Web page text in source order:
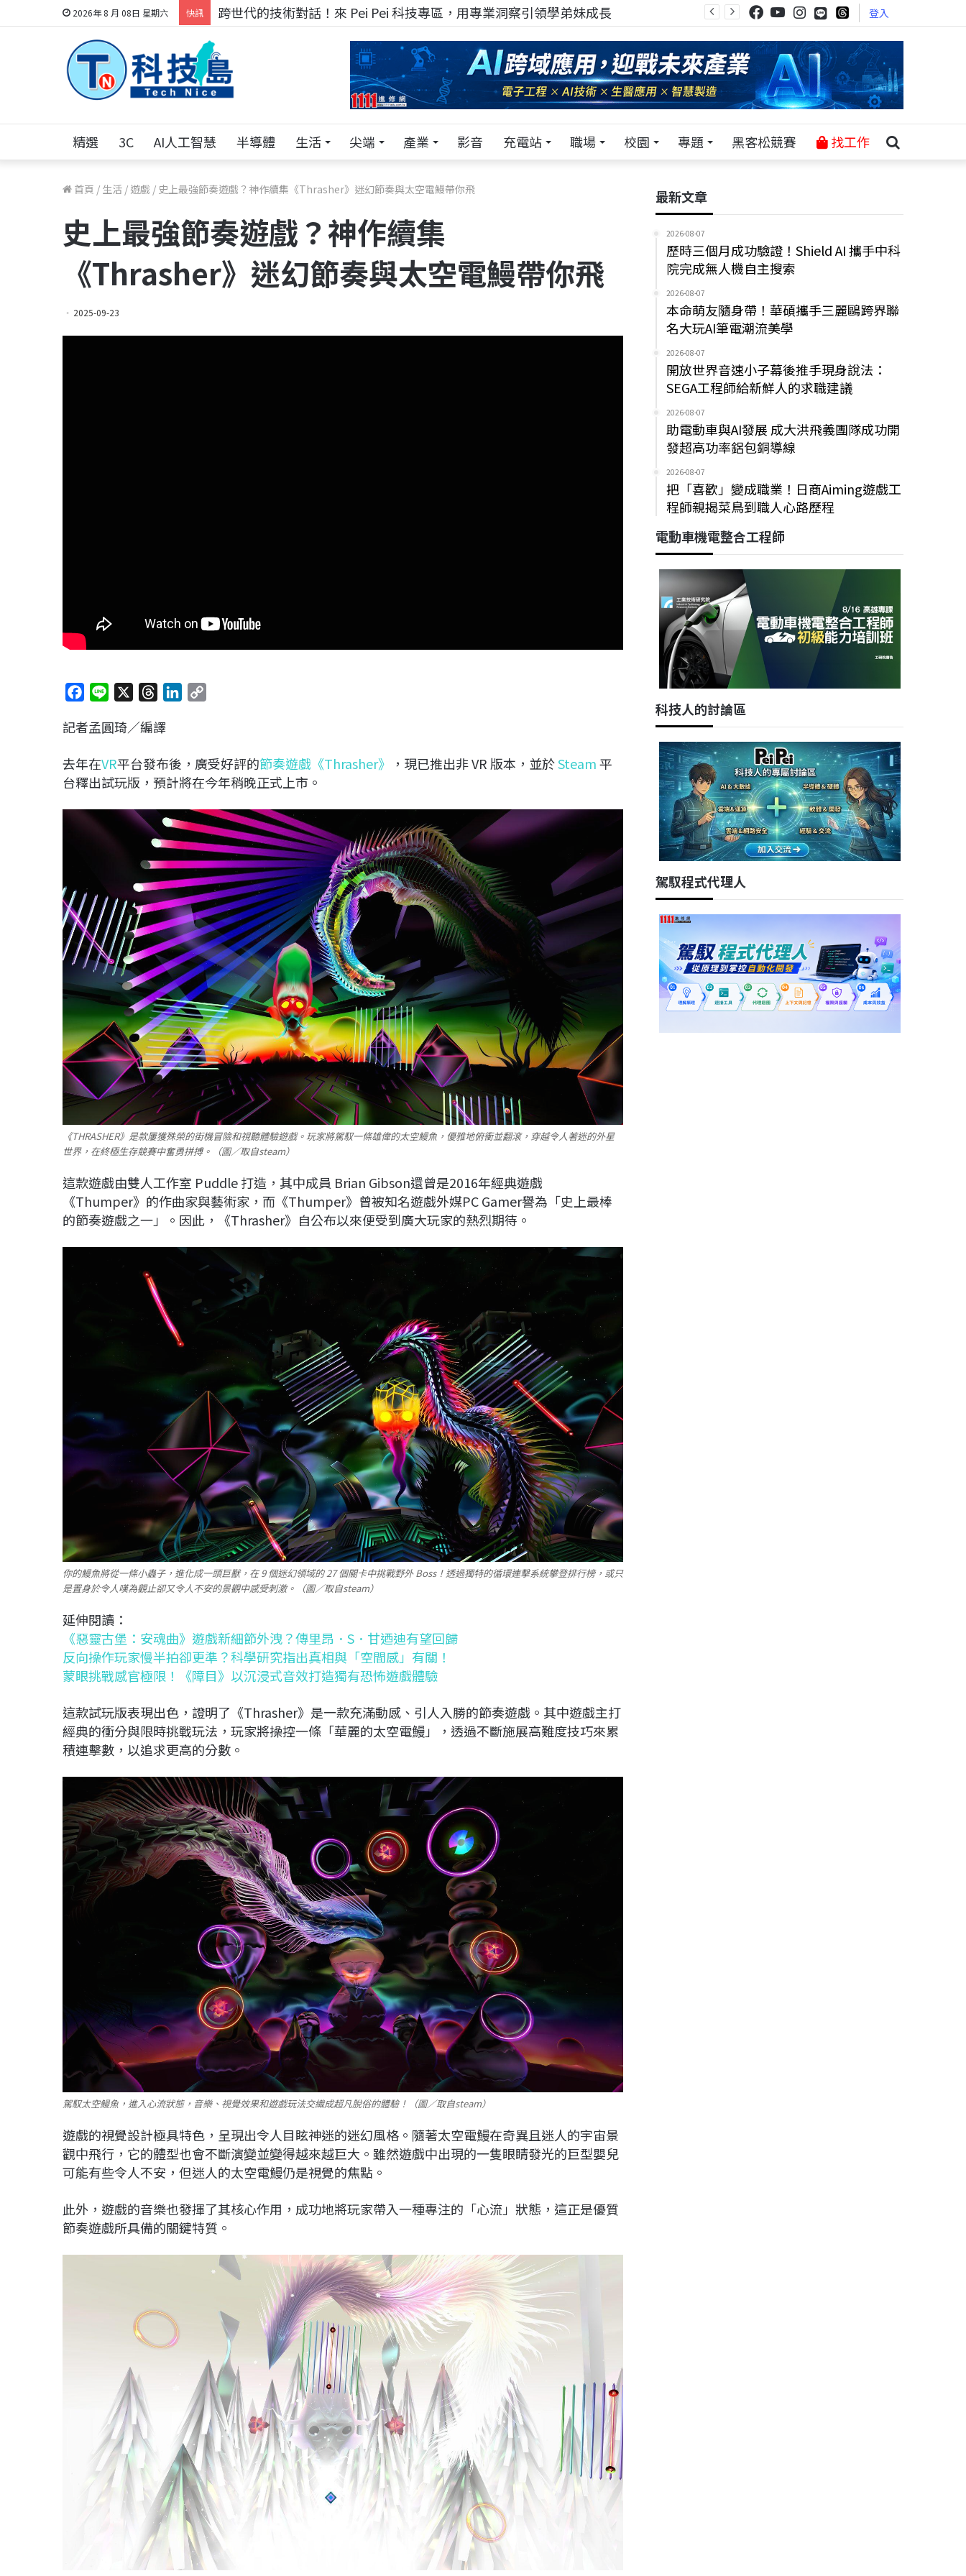
2026年 8 月 08日 星期六 快訊 跨世代的技術對話！來 Pei Pei 科技專區，用專業洞察引領學弟妹成長 登入
精選 3C AI人工智慧 半導體 生活 尖端 產業 影音 充電站 職場 校園 專題 黑客松競賽 找工作
首頁 / 生活 / 遊戲 / 史上最強節奏遊戲？神作續集《Thrasher》迷幻節奏與太空電鰻帶你飛
史上最強節奏遊戲？神作續集
《Thrasher》迷幻節奏與太空電鰻帶你飛
2025-09-23
c
b
o
n
r
a
d
e
d
n
L
i
k
記者孟圓琦／編譯
去年在VR平台發布後，廣受好評的節奏遊戲 《Thrasher》 ，現已推出非 VR 版本，並於Steam平
台釋出試玩版，預計將在今年稍晚正式上市。
《THRASHER》是款屢獲殊榮的街機冒險和視聽體驗遊戲。玩家將駕馭一條雄偉的太空鰻魚，優雅地俯衝並翻滾，穿越令人著迷的外星
世界，在終極生存競賽中奮勇拼搏。（圖／取自steam）
這款遊戲由雙人工作室 Puddle 打造，其中成員 Brian Gibson還曾是2016年經典遊戲
《Thumper》的作曲家與藝術家，而《Thumper》曾被知名遊戲外媒PC Gamer譽為「史上最棒
的節奏遊戲之一」。因此，《Thrasher》自公布以來便受到廣大玩家的熱烈期待。
你的鰻魚將從一條小蟲子，進化成一頭巨獸，在 9 個迷幻領域的 27 個關卡中挑戰野外 Boss！透過獨特的循環連擊系統攀登排行榜，或只
是置身於令人嘆為觀止卻又令人不安的景觀中感受刺激。（圖／取自steam）
延伸閱讀：
《惡靈古堡：安魂曲》遊戲新細節外洩？傳里昂．S．甘迺迪有望回歸
反向操作玩家慢半拍卻更準？科學研究指出真相與「空間感」有關！
蒙眼挑戰感官極限！《障目》以沉浸式音效打造獨有恐怖遊戲體驗
這款試玩版表現出色，證明了《Thrasher》是一款充滿動感、引人入勝的節奏遊戲。其中遊戲主打
經典的衝分與限時挑戰玩法，玩家將操控一條「華麗的太空電鰻」，透過不斷施展高難度技巧來累
積連擊數，以追求更高的分數。
駕馭太空鰻魚，進入心流狀態，音樂、視覺效果和遊戲玩法交織成超凡脫俗的體驗！（圖／取自steam）
遊戲的視覺設計極具特色，呈現出令人目眩神迷的迷幻風格。隨著太空電鰻在奇異且迷人的宇宙景
觀中飛行，它的體型也會不斷演變並變得越來越巨大。雖然遊戲中出現的一隻眼睛發光的巨型嬰兒
可能有些令人不安，但迷人的太空電鰻仍是視覺的焦點。
此外，遊戲的音樂也發揮了其核心作用，成功地將玩家帶入一種專注的「心流」狀態，這正是優質
節奏遊戲所具備的關鍵特質。
最新文章
2026-08-07
歷時三個月成功驗證！Shield AI 攜手中科
院完成無人機自主搜索
2026-08-07
本命萌友隨身帶！華碩攜手三麗鷗跨界聯
名大玩AI筆電潮流美學
2026-08-07
開放世界音速小子幕後推手現身說法：
SEGA工程師給新鮮人的求職建議
2026-08-07
助電動車與AI發展 成大洪飛義團隊成功開
發超高功率鋁包銅導線
2026-08-07
把「喜歡」變成職業！日商Aiming遊戲工
程師親揭菜鳥到職人心路歷程
電動車機電整合工程師
科技人的討論區
駕馭程式代理人